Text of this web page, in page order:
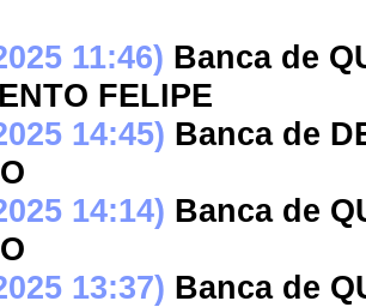
11:46) Banca de
FELIPE
14:45) Banca de
14:14) Banca de
13:37) Banca de